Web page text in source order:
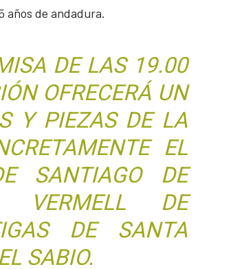
años de andadura.
DE LAS 19.00
OFRECERÁ UN
Y PIEZAS DE LA
EL
SANTIAGO DE
VERMELL DE
DE SANTA
SABIO.